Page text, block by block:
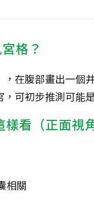
格？
，在腹部畫出一個
可初步推測可能
看（正面視角
相關